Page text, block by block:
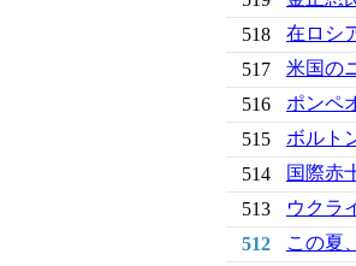
518
在ロシ
517
米国の
516
ポンペ
515
ボルト
514
国際赤
513
ウクラ
512
この夏